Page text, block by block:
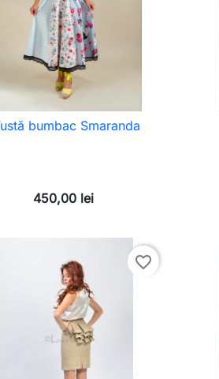
bumbac Smaranda
450,00 lei
favorite_border